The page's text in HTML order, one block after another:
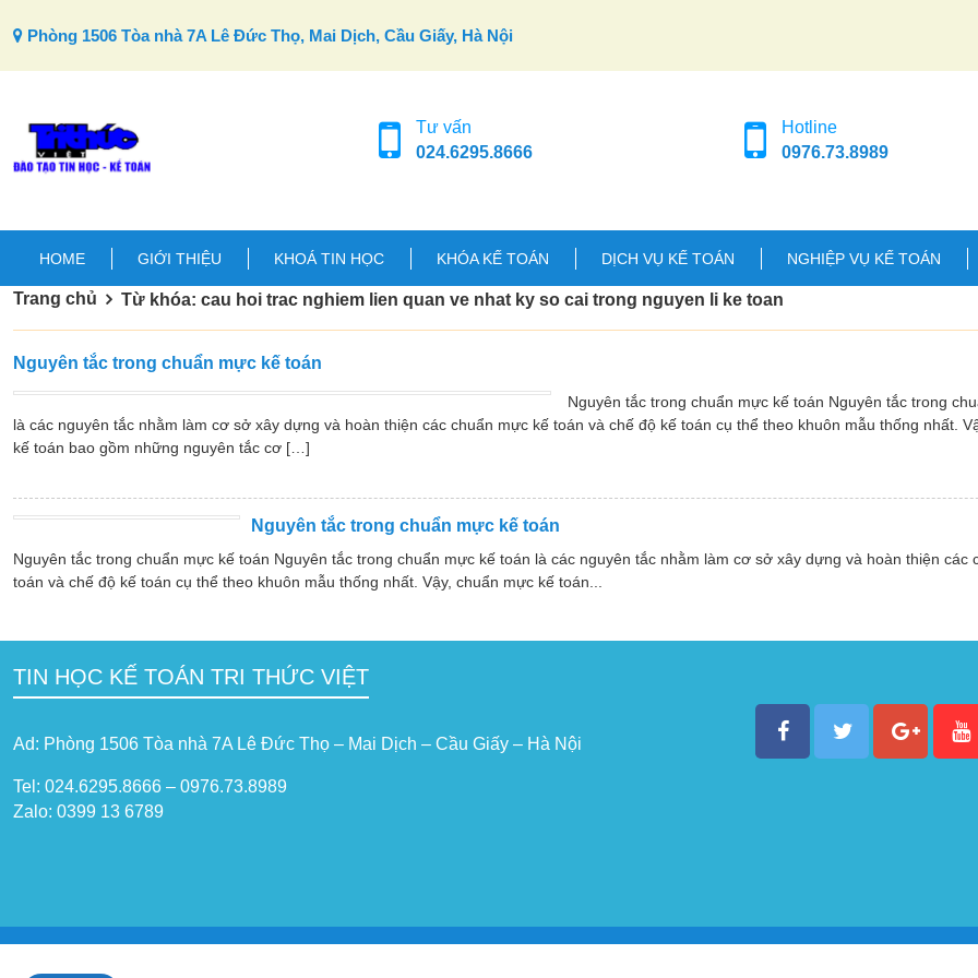
Phòng 1506 Tòa nhà 7A Lê Đức Thọ, Mai Dịch, Cầu Giấy, Hà Nội
Tư vấn
024.6295.8666
Hotline
0976.73.8989
HOME GIỚI THIỆU KHOÁ TIN HỌC KHÓA KẾ TOÁN DỊCH VỤ KẾ TOÁN NGHIỆP VỤ KẾ TOÁN
Trang chủ Từ khóa: cau hoi trac nghiem lien quan ve nhat ky so cai trong nguyen li ke toan
Nguyên tắc trong chuẩn mực kế toán
Nguyên tắc trong chuẩn mực kế toán Nguyên tắc trong
là các nguyên tắc nhằm làm cơ sở xây dựng và hoàn thiện các chuẩn mực kế toán và chế độ kế toán cụ thể theo khuôn mẫu thống nhất.
kế toán bao gồm những nguyên tắc cơ […]
Nguyên tắc trong chuẩn mực kế toán
Nguyên tắc trong chuẩn mực kế toán Nguyên tắc trong chuẩn mực kế toán là các nguyên tắc nhằm làm cơ sở xây dựng và hoàn thiện các
toán và chế độ kế toán cụ thể theo khuôn mẫu thống nhất. Vậy, chuẩn mực kế toán...
TIN HỌC KẾ TOÁN TRI THỨC VIỆT
Ad: Phòng 1506 Tòa nhà 7A Lê Đức Thọ – Mai Dịch – Cầu Giấy – Hà Nội
Tel: 024.6295.8666 – 0976.73.8989
Zalo: 0399 13 6789